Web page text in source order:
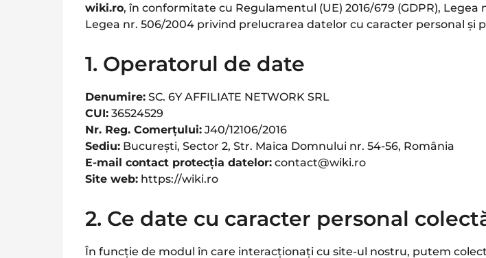
wiki.ro, în conformitate cu Regulamentul (UE) 2016/679 (GDPR),
Legea nr. 506/2004 privind prelucrarea datelor cu caracter personal
1. Operatorul de date
Denumire: SC. 6Y AFFILIATE NETWORK SRL
CUI: 36524529
Nr. Reg. Comerțului: J40/12106/2016
Sediu: București, Sector 2, Str. Maica Domnului nr. 54-56, România
E-mail contact protecția datelor: contact@wiki.ro
Site web: https://wiki.ro
2. Ce date cu caracter personal
În funcție de modul în care interacționați cu site-ul nostru, putem